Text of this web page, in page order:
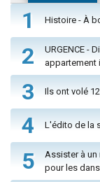
1 Histoire - À
2
URGENCE -
appartement
3 Ils ont volé
4 L'édito de la
5
Assister à
pour les